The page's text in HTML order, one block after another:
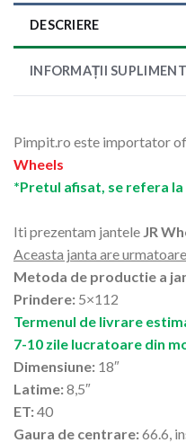
DESCRIERE
INFORMAȚII
Pimpit.ro este importator
Wheels
*Pretul afisat, se refera la
Iti prezentam jantele JR
Aceasta janta are
Metoda de productie a
Prindere: 5×112
Termenul de livrare
7-10 zile lucratoare din
Dimensiune: 18″
Latime:8,5″
ET:40
Gaura de centrare:66.6,